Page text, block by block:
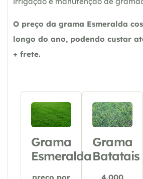
O preço da grama Esmeralda
longo do ano, podendo custar
+ frete.
Grama
Esmeralda
Grama
Batatais